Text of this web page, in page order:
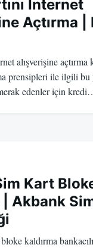
İnternet
Açtırma |
alışverişine açtırma
prensipleri ile ilgili bu
edenler için
Kart
| Akbank
kaldırma